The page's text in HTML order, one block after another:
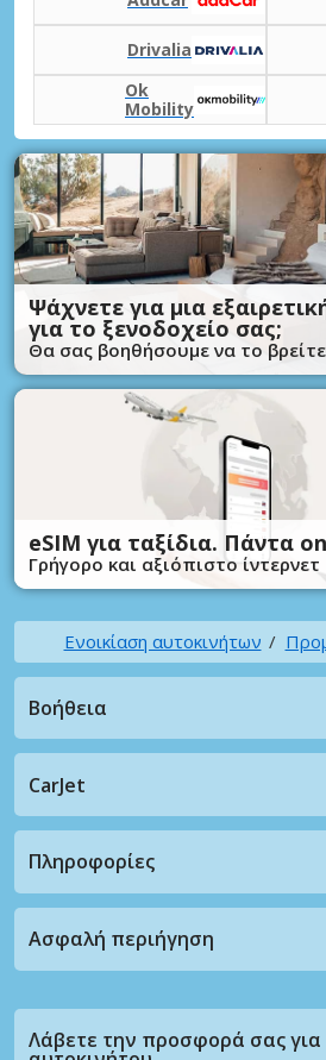
Drivalia
Ok
Mobility
Ψάχνετε για μια
για το ξενοδοχείο σας;
Θα σας βοηθήσουμε να το βρείτε
eSIM για ταξίδια. Πάντα
Γρήγορο και αξιόπιστο ίντερνετ
Ενοικίαση αυτοκινήτων
Βοήθεια
CarJet
Πληροφορίες
Ασφαλή περιήγηση
Λάβετε την προσφορά σας για